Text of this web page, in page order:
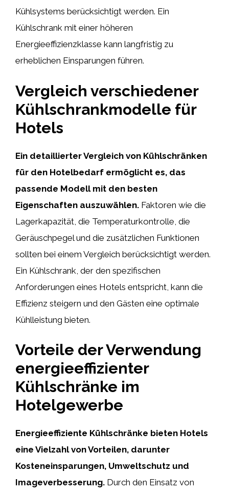
Kühlsystems berücksichtigt werden. Ein
Kühlschrank mit einer höheren
Energieeffizienzklasse kann langfristig zu
erheblichen Einsparungen führen.
Vergleich verschiedener
Kühlschrankmodelle für
Hotels
Ein detaillierter Vergleich von Kühlschränken
für den Hotelbedarf ermöglicht es, das
passende Modell mit den besten
Eigenschaften auszuwählen. Faktoren wie die
Lagerkapazität, die Temperaturkontrolle, die
Geräuschpegel und die zusätzlichen Funktionen
sollten bei einem Vergleich berücksichtigt werden.
Ein Kühlschrank, der den spezifischen
Anforderungen eines Hotels entspricht, kann die
Effizienz steigern und den Gästen eine optimale
Kühlleistung bieten.
Vorteile der Verwendung
energieeffizienter
Kühlschränke im
Hotelgewerbe
Energieeffiziente Kühlschränke bieten Hotels
eine Vielzahl von Vorteilen, darunter
Kosteneinsparungen, Umweltschutz und
Imageverbesserung. Durch den Einsatz von